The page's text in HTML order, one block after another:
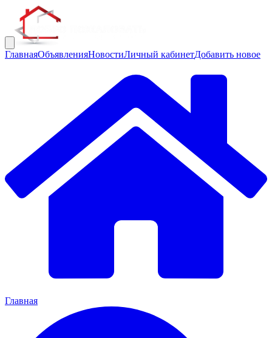
ГлавнаяОбъявленияНовостиЛичный кабинетДобавить новое
Главная